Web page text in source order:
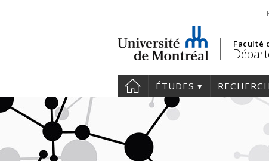
Faculté
ÉTUDES